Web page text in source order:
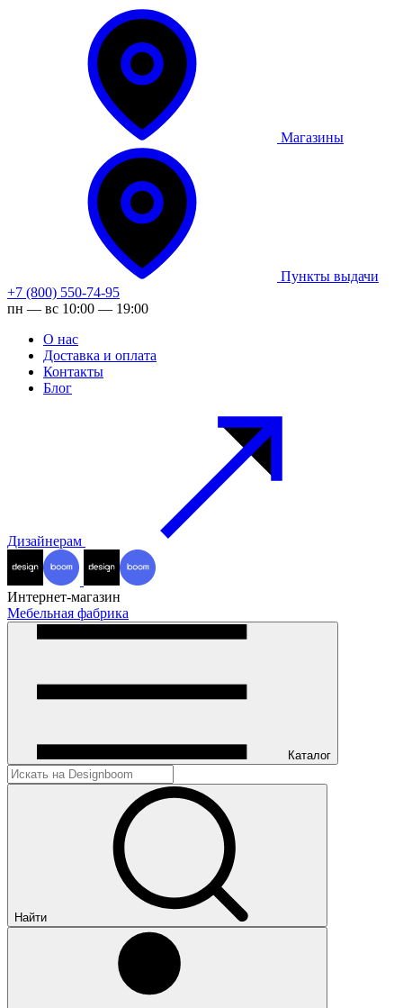
Магазины
Пункты выдачи
+7 (800) 550-74-95
пн — вс 10:00 — 19:00
О нас
Доставка и оплата
Контакты
Блог
Дизайнерам
Интернет-магазин
Мебельная фабрика
Каталог
Найти